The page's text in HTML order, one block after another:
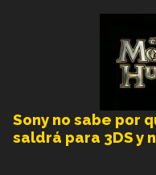
Sony no sabe por
saldrá para 3DS y